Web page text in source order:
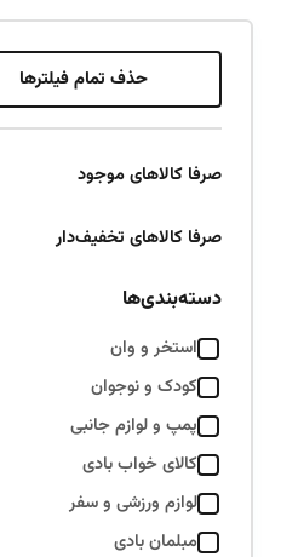
حذف تمام فیلترها
صرفا کالاهای موجود
صرفا کالاهای تخفیف‌دار
دسته‌بندی‌ها
استخر و وان
کودک و نوجوان
پمپ و لوازم جانبی
کالای خواب بادی
لوازم ورزشی و سفر
مبلمان بادی